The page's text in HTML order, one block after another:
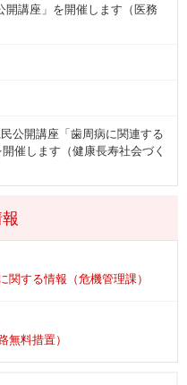
関する情報（危機管理課）
無料措置）
開講座」を開催します（医務
公開講座「歯周病に関連する
催します（健康長寿社会づく